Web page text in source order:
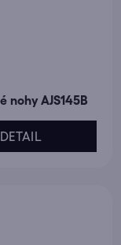
AJS145B
DETAIL